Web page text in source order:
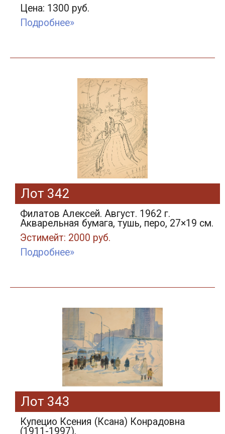
Цена: 1300 руб.
Подробнее»
Лот 342
Филатов Алексей. Август. 1962 г.
Акварельная бумага, тушь, перо, 27×19 см.
Эстимейт: 2000 руб.
Подробнее»
Лот 343
Купецио Ксения (Ксана) Конрадовна
(1911-1997).